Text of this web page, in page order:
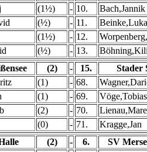
(1½) - 10.
Bach,Jannik
(½) - 11.
(1½) - 12.
(½) - 13.
(2) - 15.
Stader
(1) - 68.
(1) - 69.
Vöge,Tobias
(2) - 70.
(0) - 71.
Kragge,Jan
(2) - 6.
SV